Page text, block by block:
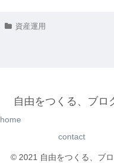
資産運用
自由をつくる、ブロ
home
contact
© 2021 自由をつくる、ブロ